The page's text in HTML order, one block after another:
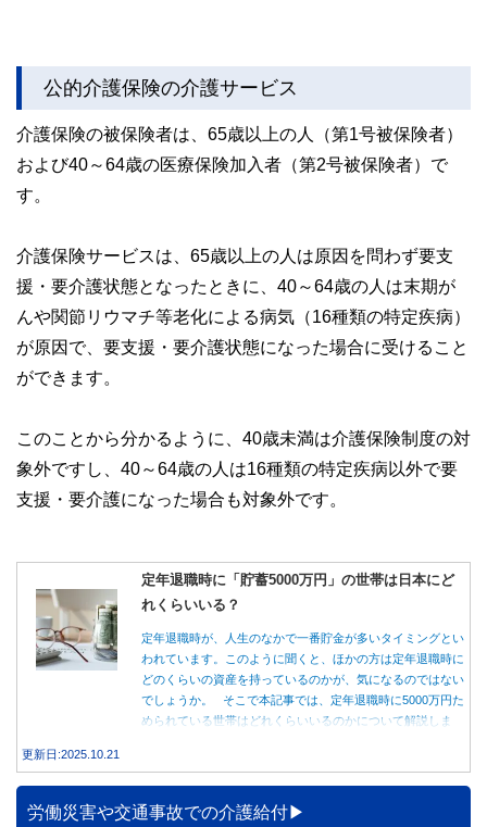
公的介護保険の介護サービス
介護保険の被保険者は、65歳以上の人（第1号被保険者）
および40～64歳の医療保険加入者（第2号被保険者）で
す。
介護保険サービスは、65歳以上の人は原因を問わず要支
援・要介護状態となったときに、40～64歳の人は末期が
んや関節リウマチ等老化による病気（16種類の特定疾病）
が原因で、要支援・要介護状態になった場合に受けること
ができます。
このことから分かるように、40歳未満は介護保険制度の対
象外ですし、40～64歳の人は16種類の特定疾病以外で要
支援・要介護になった場合も対象外です。
定年退職時に「貯蓄5000万円」の世帯は日本にど
れくらいいる？
定年退職時が、人生のなかで一番貯金が多いタイミングとい
われています。このように聞くと、ほかの方は定年退職時に
どのくらいの資産を持っているのかが、気になるのではない
でしょうか。 そこで本記事では、定年退職時に5000万円た
められている世帯はどれくらいいるのかについて解説しま
更新日:2025.10.21
労働災害や交通事故での介護給付